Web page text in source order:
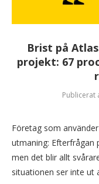
Brist på
projekt: 67
Publicerat
Företag som
utmaning: Efterfrågan
men det blir allt
situationen ser inte ut